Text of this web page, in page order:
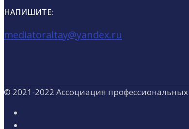
НАПИШИТЕ:
mediatoraltay@yandex.ru
© 2021-2022 Ассоциация